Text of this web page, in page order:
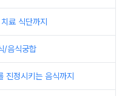
료 식단까지
/음식궁합
진정시키는 음식까지